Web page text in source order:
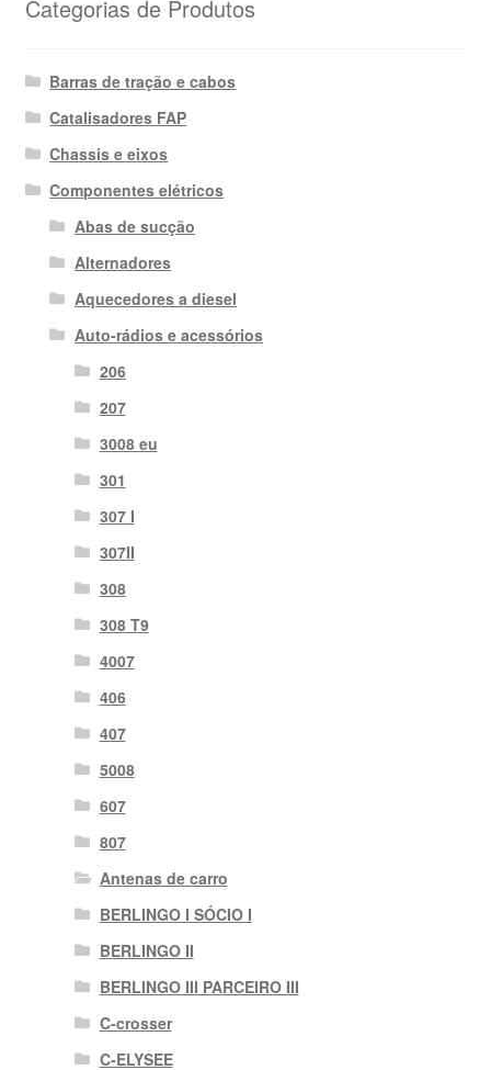
Categorias de Produtos
Barras de tração e cabos
Catalisadores FAP
Chassis e eixos
Componentes elétricos
Abas de sucção
Alternadores
Aquecedores a diesel
Auto-rádios e acessórios
206
207
3008 eu
301
307 I
307II
308
308 T9
4007
406
407
5008
607
807
Antenas de carro
BERLINGO I SÓCIO I
BERLINGO II
BERLINGO III PARCEIRO III
C-crosser
C-ELYSEE